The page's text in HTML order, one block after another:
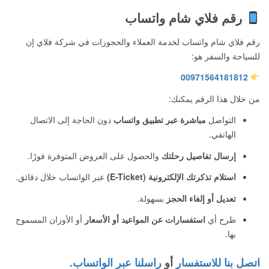
رقم فلاي شام واتساب
رقم فلاي شام واتساب لخدمة العملاء والحجوزات في شركة فلاي إن
للسياحة والسفر هو:
00971564181812
من خلال هذا الرقم يمكنك:
التواصل مباشرة عبر تطبيق واتساب دون الحاجة إلى الاتصال
الهاتفي.
إرسال تفاصيل رحلتك والحصول على العروض المتوفرة فورًا.
استلام تذكرتك الإلكترونية (E-Ticket)
عبر الواتساب خلال دقائق.
تعديل أو إلغاء الحجز بسهولة.
طرح أي استفسارات عن المواعيد أو الأسعار أو الأوزان المسموح
بها.
اتصل بنا للاستفسار أو راسلنا عبر الواتساب.